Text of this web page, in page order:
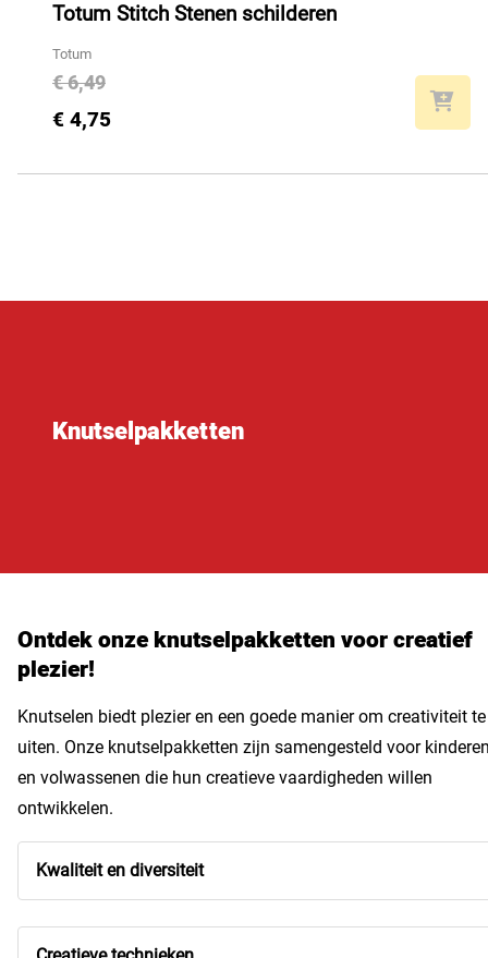
Totum Stitch Stenen schilderen
Totum
€ 6,49
€ 4,75
Knutselpakketten
Ontdek onze knutselpakketten voor creatief
plezier!
Knutselen biedt plezier en een goede manier om creativiteit te
uiten. Onze knutselpakketten zijn samengesteld voor
en volwassenen die hun creatieve vaardigheden willen
ontwikkelen.
Kwaliteit en diversiteit